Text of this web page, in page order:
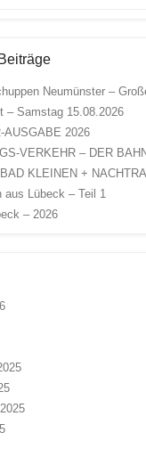
Neumünster –
– Samstag 15.08.2026
AUSGABE 2026
VERKEHR – DER
KLEINEN +
aus Lübeck – Teil 1
– 2026